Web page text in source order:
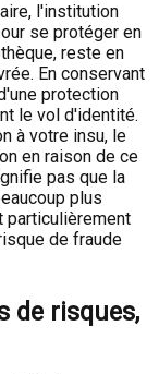
l'institution
se protéger en
reste en
En conservant
protection
le vol d'identité.
à votre insu, le
en raison de ce
pas que la
plus
particulièrement
de fraude
de risques,